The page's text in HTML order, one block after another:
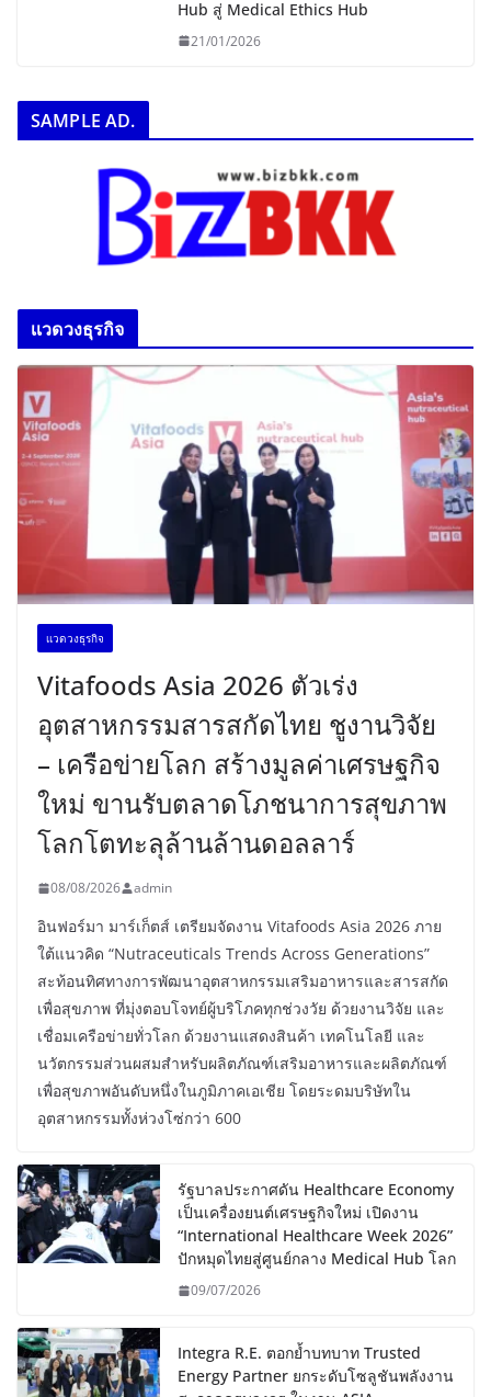
Hub สู่ Medical Ethics Hub
21/01/2026
SAMPLE AD.
เเวดวงธุรกิจ
เเวดวงธุรกิจ
Vitafoods Asia 2026 ตัวเร่ง
อุตสาหกรรมสารสกัดไทย ชูงานวิจัย
– เครือข่ายโลก สร้างมูลค่าเศรษฐกิจ
ใหม่ ขานรับตลาดโภชนาการสุขภาพ
โลกโตทะลุล้านล้านดอลลาร์
08/08/2026 admin
อินฟอร์มา มาร์เก็ตส์ เตรียมจัดงาน Vitafoods Asia 2026 ภาย
ใต้แนวคิด “Nutraceuticals Trends Across Generations”
สะท้อนทิศทางการพัฒนาอุตสาหกรรมเสริมอาหารและสารสกัด
เพื่อสุขภาพ ที่มุ่งตอบโจทย์ผู้บริโภคทุกช่วงวัย ด้วยงานวิจัย และ
เชื่อมเครือข่ายทั่วโลก ด้วยงานแสดงสินค้า เทคโนโลยี และ
นวัตกรรมส่วนผสมสำหรับผลิตภัณฑ์เสริมอาหารและผลิตภัณฑ์
เพื่อสุขภาพอันดับหนึ่งในภูมิภาคเอเชีย โดยระดมบริษัทใน
อุตสาหกรรมทั้งห่วงโซ่กว่า 600
รัฐบาลประกาศดัน Healthcare Economy
เป็นเครื่องยนต์เศรษฐกิจใหม่ เปิดงาน
“International Healthcare Week 2026”
ปักหมุดไทยสู่ศูนย์กลาง Medical Hub โลก
09/07/2026
Integra R.E. ตอกย้ำบทบาท Trusted
Energy Partner ยกระดับโซลูชันพลังงาน